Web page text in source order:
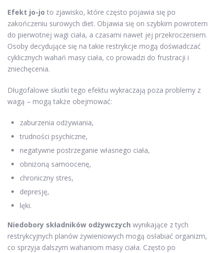
Efekt jo-jo to zjawisko, które często pojawia się po
zakończeniu surowych diet. Objawia się on szybkim powrotem
do pierwotnej wagi ciała, a czasami nawet jej przekroczeniem.
Osoby decydujące się na takie restrykcje mogą doświadczać
cyklicznych wahań masy ciała, co prowadzi do frustracji i
zniechęcenia.
Długofalowe skutki tego efektu wykraczają poza problemy z
wagą – mogą także obejmować:
zaburzenia odżywiania,
trudności psychiczne,
negatywne postrzeganie własnego ciała,
obniżoną samoocenę,
chroniczny stres,
depresję,
lęki.
Niedobory składników odżywczych wynikające z tych
restrykcyjnych planów żywieniowych mogą osłabiać organizm,
co sprzyja dalszym wahaniom masy ciała. Często po